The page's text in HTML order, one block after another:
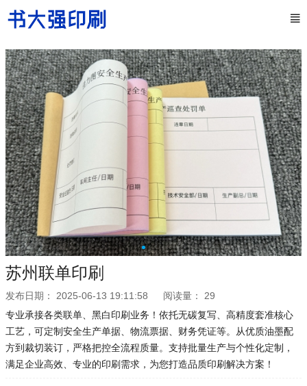
苏州联单印刷
发布日期： 2025-06-13 19:11:58 阅读量：
29
专业承接各类联单、黑白印刷业务！依托无碳复写、高精度套准核心
工艺，可定制安全生产单据、物流票据、财务凭证等。从优质油墨配
方到裁切装订，严格把控全流程质量。支持批量生产与个性化定制，
满足企业高效、专业的印刷需求，为您打造品质印刷解决方案！